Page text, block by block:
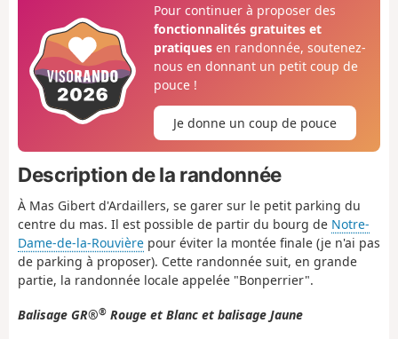
Pour continuer à proposer des
fonctionnalités gratuites et
pratiquesen randonnée, soutenez-
nous en donnant un petit coup de
pouce !
Je donne un coup de pouce
Description de la randonnée
À Mas Gibert d'Ardaillers, se garer sur le petit parking du
centre du mas. Il est possible de partir du bourg de Notre-
Dame-de-la-Rouvière pour éviter la montée finale (je n'ai pas
de parking à proposer). Cette randonnée suit, en grande
partie, la randonnée locale appelée "Bonperrier".
Balisage GR®® Rouge et Blanc et balisage Jaune